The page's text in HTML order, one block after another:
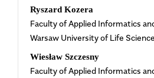
Ryszard Kozera
Faculty of Applied Informatics
Warsaw University of Life
Wiesław Szczesny
Faculty of Applied Informatics